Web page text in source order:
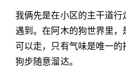
我俩先是在小区的主干道
遇到。在阿木的狗世界里
可以走，只有气味是唯一
狗步随意溜达。